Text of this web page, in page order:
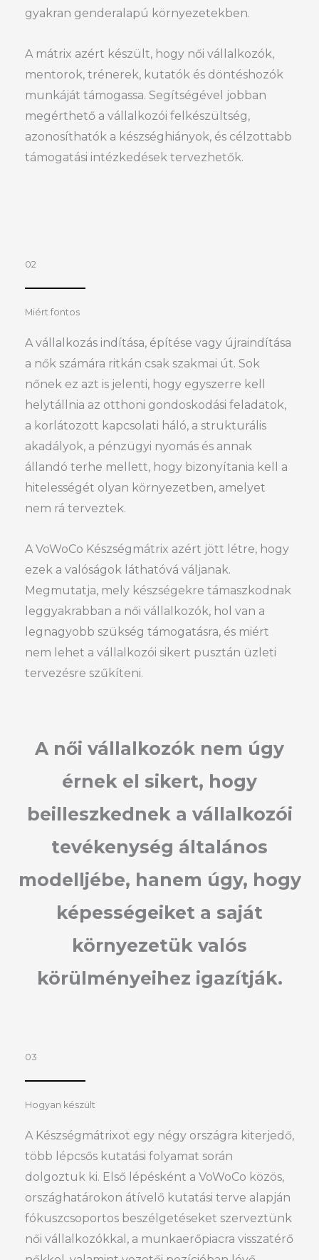
gyakran genderalapú környezetekben.
A mátrix azért készült, hogy női vállalkozók,
mentorok, trénerek, kutatók és döntéshozók
munkáját támogassa. Segítségével jobban
megérthető a vállalkozói felkészültség,
azonosíthatók a készséghiányok, és célzottabb
támogatási intézkedések tervezhetők.
02
Miért fontos
A vállalkozás indítása, építése vagy újraindítása
a nők számára ritkán csak szakmai út. Sok
nőnek ez azt is jelenti, hogy egyszerre kell
helytállnia az otthoni gondoskodási feladatok,
a korlátozott kapcsolati háló, a strukturális
akadályok, a pénzügyi nyomás és annak
állandó terhe mellett, hogy bizonyítania kell a
hitelességét olyan környezetben, amelyet
nem rá terveztek.
A VoWoCo Készségmátrix azért jött létre, hogy
ezek a valóságok láthatóvá váljanak.
Megmutatja, mely készségekre támaszkodnak
leggyakrabban a női vállalkozók, hol van a
legnagyobb szükség támogatásra, és miért
nem lehet a vállalkozói sikert pusztán üzleti
tervezésre szűkíteni.
A női vállalkozók nem úgy
érnek el sikert, hogy
beilleszkednek a vállalkozói
tevékenység általános
modelljébe, hanem úgy, hogy
képességeiket a saját
környezetük valós
körülményeihez igazítják.
03
Hogyan készült
A Készségmátrixot egy négy országra kiterjedő,
több lépcsős kutatási folyamat során
dolgoztuk ki. Első lépésként a VoWoCo közös,
országhatárokon átívelő kutatási terve alapján
fókuszcsoportos beszélgetéseket szerveztünk
női vállalkozókkal, a munkaerőpiacra visszatérő